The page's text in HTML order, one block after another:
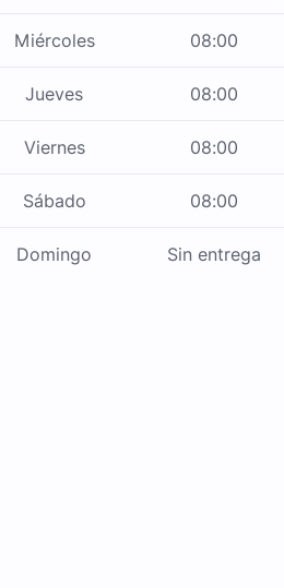
Miércoles 08:00
Jueves 08:00
Viernes 08:00
Sábado 08:00
Domingo Sin entrega